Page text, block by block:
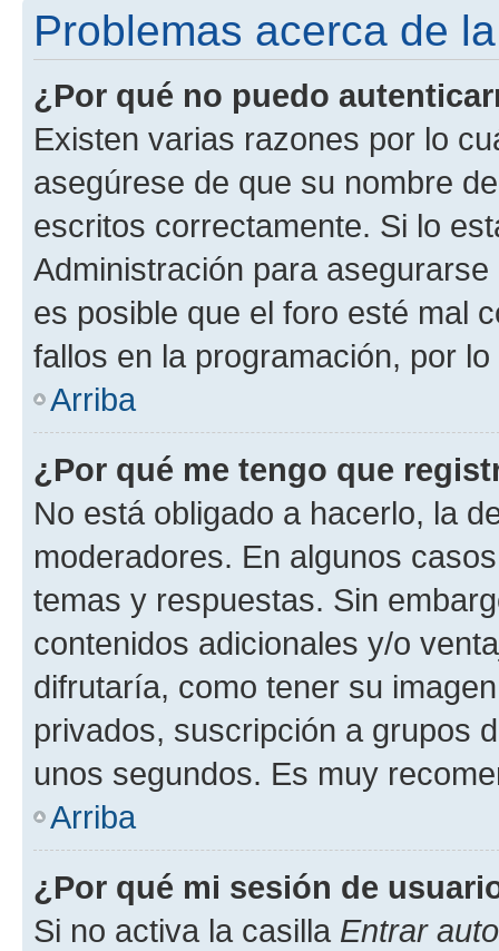
Problemas acerca de
¿Por qué no puedo
Existen varias razones por lo
asegúrese de que su nombre
escritos correctamente. Si lo
Administración para
es posible que el foro esté mal
fallos en la programación, por
Arriba
¿Por qué me tengo que
No está obligado a hacerlo, la
moderadores. En algunos
temas y respuestas. Sin
contenidos adicionales y/o
difrutaría, como tener su
privados, suscripción a grupos
unos segundos. Es muy
Arriba
¿Por qué mi sesión de
Si no activa la casilla Entrar